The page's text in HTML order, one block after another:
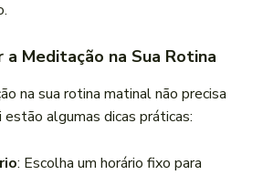
a Meditação na Sua Rotina
na sua rotina matinal não precisa
algumas dicas práticas:
: Escolha um horário fixo para